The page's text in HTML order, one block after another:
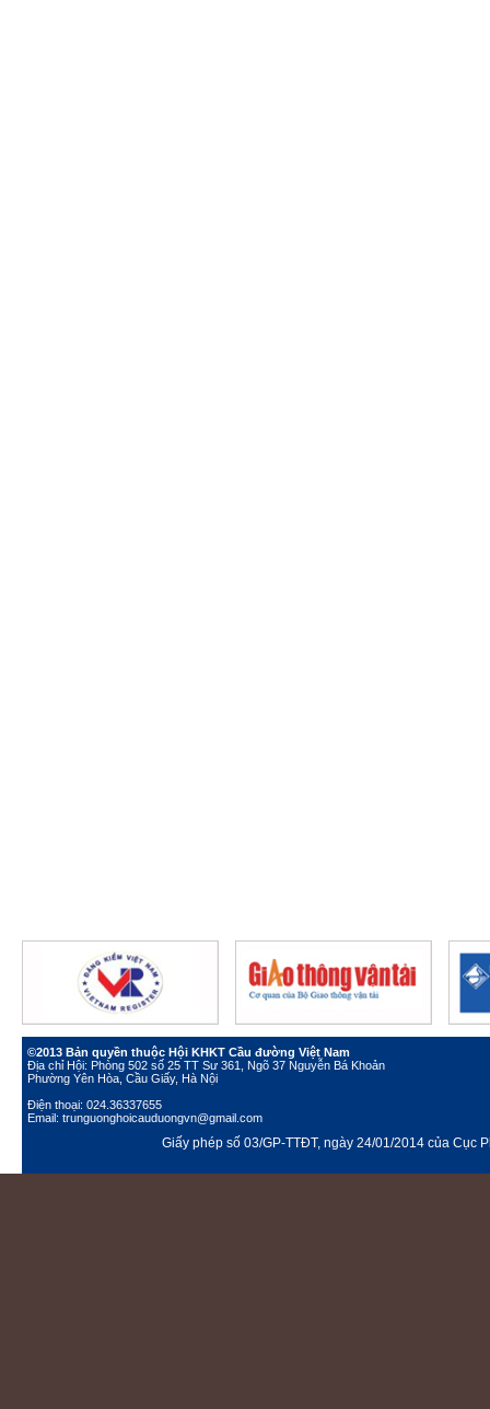
©2013 Bản quyền thuộc Hội KHKT Cầu đường Việt Nam
Địa chỉ Hội: Phòng 502 số 25 TT Sư 361, Ngõ 37 Nguyễn Bá Khoản
Phường Yên Hòa, Cầu Giấy, Hà Nội
Điện thoại: 024.36337655
Email: trunguonghoicauduongvn@gmail.com
Giấy phép số 03/GP-TTĐT, ngày 24/01/2014 của Cục